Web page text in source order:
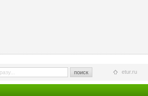
поиск etur.ru